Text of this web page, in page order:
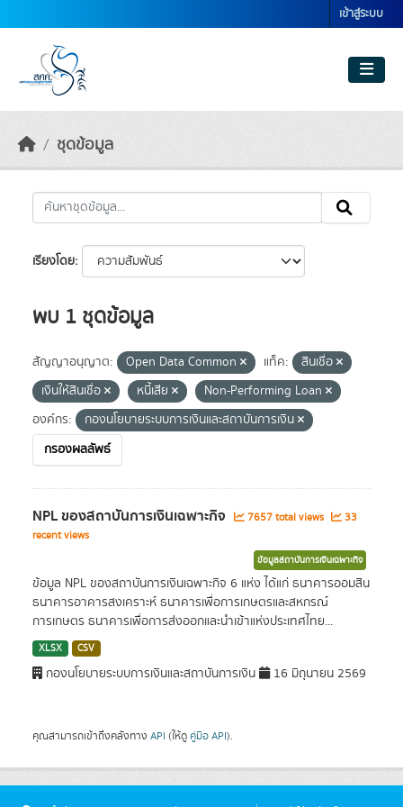
เข้าสู่ระบบ
ชุดข้อมูล
เรียงโดย
พบ 1 ชุดข้อมูล
สัญญาอนุญาต: Open Data Common แท็ค:
สินเชื่อ
เงินให้สินเชื่อ
หนี้เสีย
Non-Performing Loan
องค์กร:
กองนโยบายระบบการเงินและสถาบันการเงิน
กรองผลลัพธ์
NPL ของสถาบันการเงินเฉพาะกิจ 7657 total views
33
recent views
ข้อมูลสถาบันการเงินเฉพาะกิจ
ข้อมูล NPL ของสถาบันการเงินเฉพาะกิจ 6 แห่ง ได้แก่ ธนาคารออมสิน
ธนาคารอาคารสงเคราะห์ ธนาคารเพื่อการเกษตรและสหกรณ์
การเกษตร ธนาคารเพื่อการส่งออกและนำเข้าแห่งประเทศไทย...
XLSX CSV
กองนโยบายระบบการเงินและสถาบันการเงิน 16 มิถุนายน 2569
คุณสามารถเข้าถึงคลังทาง API (ให้ดู คู่มือ API).